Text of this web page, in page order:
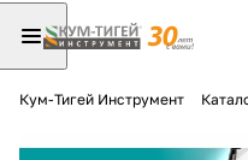
Кум-Тигей Инструмент